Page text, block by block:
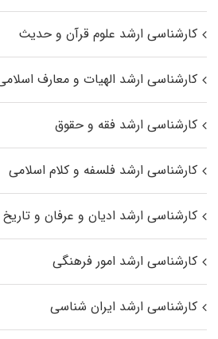
کارشناسی ارشد علوم قرآن و حدیث
کارشناسی ارشد الهیات و معارف
کارشناسی ارشد فقه و حقوق
کارشناسی ارشد فلسفه و کلام اسلامی
کارشناسی ارشد ادیان و عرفان و
کارشناسی ارشد امور فرهنگی
کارشناسی ارشد ایران شناسی